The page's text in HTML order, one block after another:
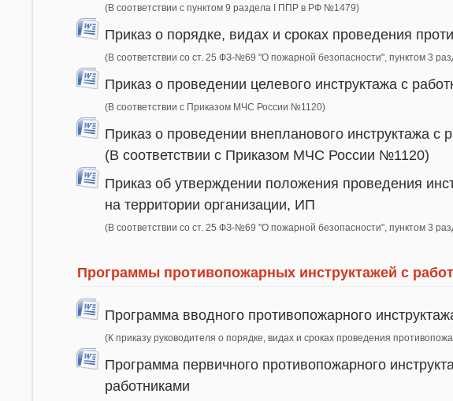
(В соответствии с пунктом 9 раздела I ППР в РФ №1479)
Приказ о порядке, видах и сроках проведения
(В соответствии со ст. 25 ФЗ-№69 "О пожарной безопасности", пунктом 3
Приказ о проведении целевого инструктажа с
(В соответствии с Приказом МЧС России №1120)
Приказ о проведении внепланового инструктажа с
(В соответствии с Приказом МЧС России №1120)
Приказ об утверждении положения проведения
на территории организации, ИП
(В соответствии со ст. 25 ФЗ-№69 "О пожарной безопасности", пунктом 3
Программы противопожарных инструктажей с
Программа вводного противопожарного
(К приказу руководителя о порядке, видах и сроках проведения
Программа первичного противопожарного
работниками